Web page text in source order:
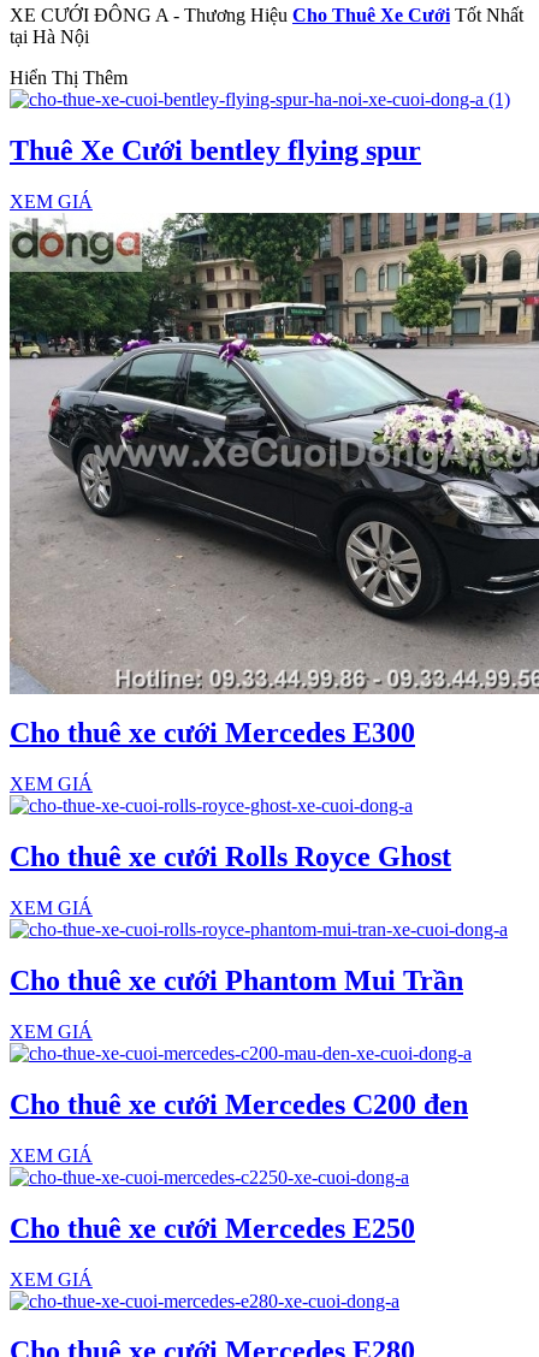
XE CƯỚI ĐÔNG A - Thương Hiệu Cho Thuê Xe Cưới Tốt Nhất
tại Hà Nội
Hiển Thị Thêm
Thuê Xe Cưới bentley flying spur
XEM GIÁ
Cho thuê xe cưới Mercedes E300
XEM GIÁ
Cho thuê xe cưới Rolls Royce Ghost
XEM GIÁ
Cho thuê xe cưới Phantom Mui Trần
XEM GIÁ
Cho thuê xe cưới Mercedes C200 đen
XEM GIÁ
Cho thuê xe cưới Mercedes E250
XEM GIÁ